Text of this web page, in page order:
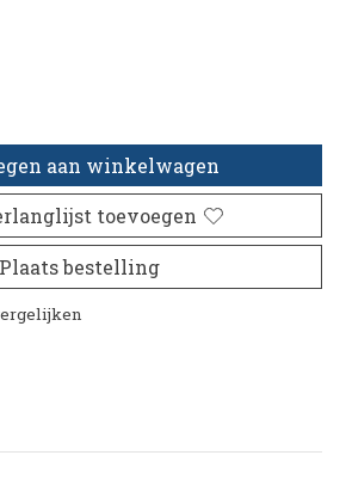
aan winkelwagen
toevoegen
Plaats bestelling